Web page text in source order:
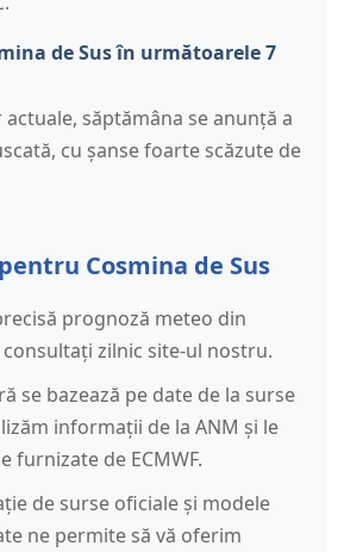
de Sus în următoarele 7
săptămâna se anunță a
cu șanse foarte scăzute de
Cosmina de Sus
prognoză meteo din
consultați zilnic site-ul nostru.
se bazează pe date de la surse
informații de la ANM și le
furnizate de ECMWF.
de surse oficiale și modele
ne permite să vă oferim